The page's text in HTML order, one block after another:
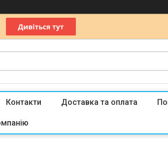
Контакти Доставка та оплата